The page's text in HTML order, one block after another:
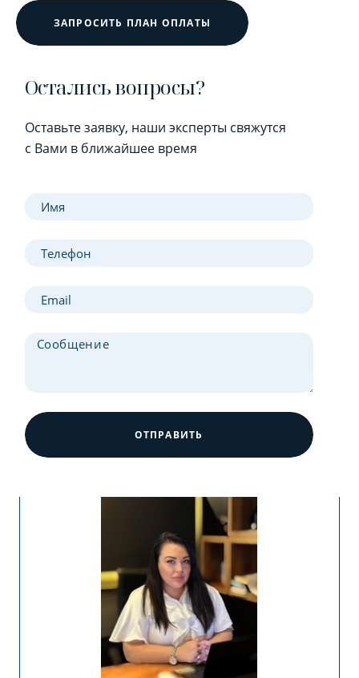
ЗАПРОСИТЬ ПЛАН ОПЛАТЫ
Остались вопросы?
Оставьте заявку, наши эксперты свяжутся
с Вами в ближайшее время
ОТПРАВИТЬ